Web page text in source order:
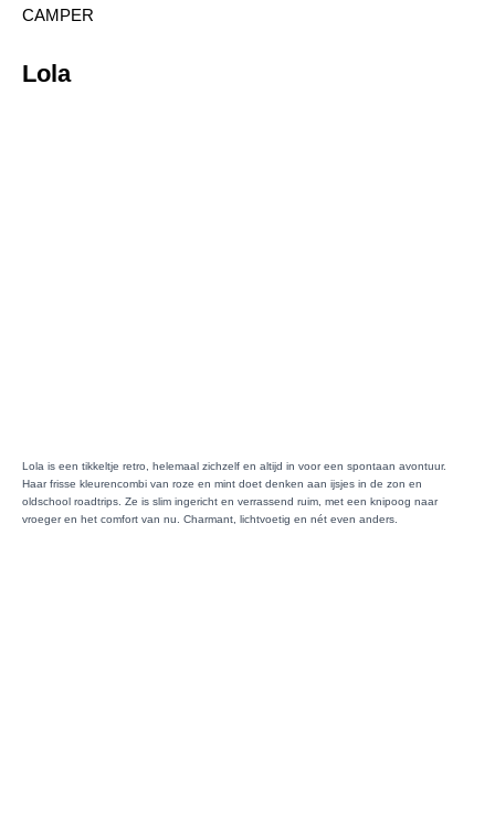
CAMPER
Lola
Lola is een tikkeltje retro, helemaal zichzelf en altijd in voor een spontaan avontuur.
Haar frisse kleurencombi van roze en mint doet denken aan ijsjes in de zon en
oldschool roadtrips. Ze is slim ingericht en verrassend ruim, met een knipoog naar
vroeger en het comfort van nu. Charmant, lichtvoetig en nét even anders.